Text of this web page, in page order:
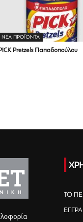
ΝΕΑ ΠΡΟΪΟΝΤΑ
PICK Pretzels Παπαδοπούλου
ΤΟ